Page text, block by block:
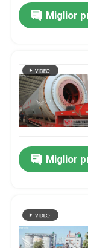
Miglior
Miglior